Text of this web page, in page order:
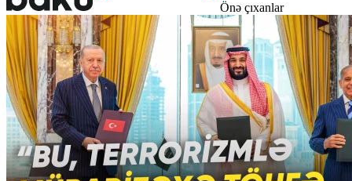
Önə çıxanlar